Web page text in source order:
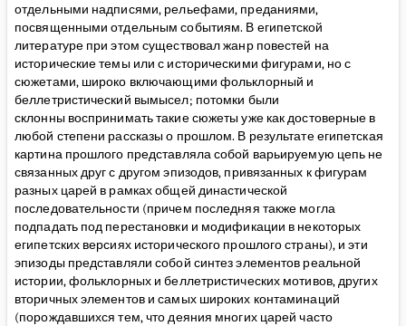
отдельными надписями, рельефами, преданиями,
посвященными отдельным событиям. В египетской
литературе при этом существовал жанр повестей на
исторические темы или с историческими фигурами, но с
сюжетами, широко включающими фольклорный и
беллетристический вымысел; потомки были
склонны воспринимать такие сюжеты уже как достоверные в
любой степени рассказы о прошлом. В результате египетская
картина прошлого представляла собой варьируемую цепь не
связанных друг с другом эпизодов, привязанных к фигурам
разных царей в рамках общей династической
последовательности (причем последняя также могла
подпадать под перестановки и модификации в некоторых
египетских версиях исторического прошлого страны), и эти
эпизоды представляли собой синтез элементов реальной
истории, фольклорных и беллетристических мотивов, других
вторичных элементов и самых широких контаминаций
(порождавшихся тем, что деяния многих царей часто